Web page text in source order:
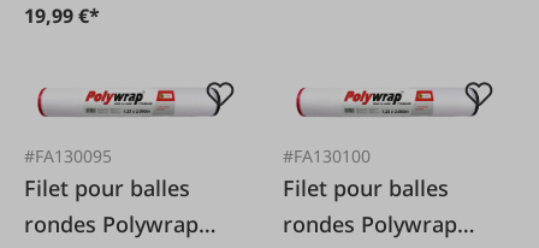
19,99 €*
#FA130095
Filet pour balles
rondes Polywrap
#FA130100
Filet pour balles
rondes Polywrap